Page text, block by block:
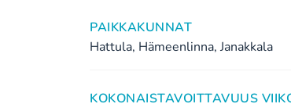
PAIKKAKUNNAT
Hattula, Hämeenlinna, Janakkala
KOKONAISTAVOITTAVUUS